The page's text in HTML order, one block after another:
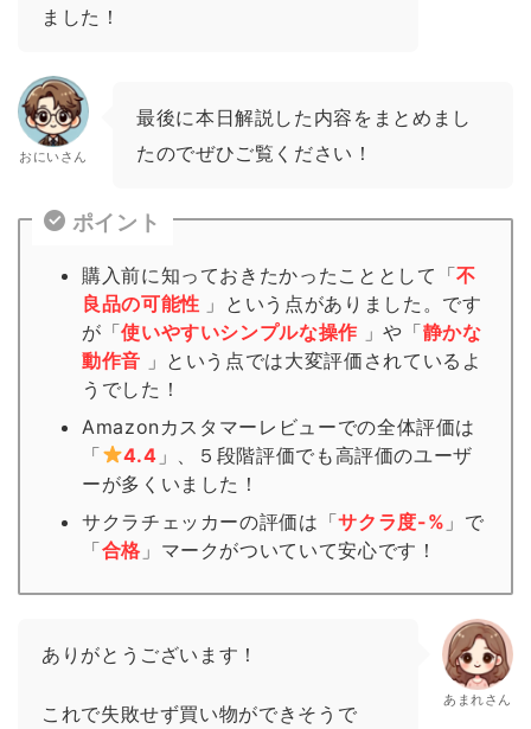
ました！
おにいさん
最後に本日解説した内容をまとめまし
たのでぜひご覧ください！
ポイント
購入前に知っておきたかったこととして「不
良品の可能性 」という点がありました。です
が「使いやすいシンプルな操作 」や「静かな
動作音 」という点では大変評価されているよ
うでした！
Amazonカスタマーレビューでの全体評価は
「
4.4 」、５段階評価でも高評価のユーザ
ーが多くいました！
サクラチェッカーの評価は「サクラ度-% 」で
「合格 」 マーク がついていて安心です！
ありがとうございます！
これで失敗せず買い物ができそうで
あまれさん